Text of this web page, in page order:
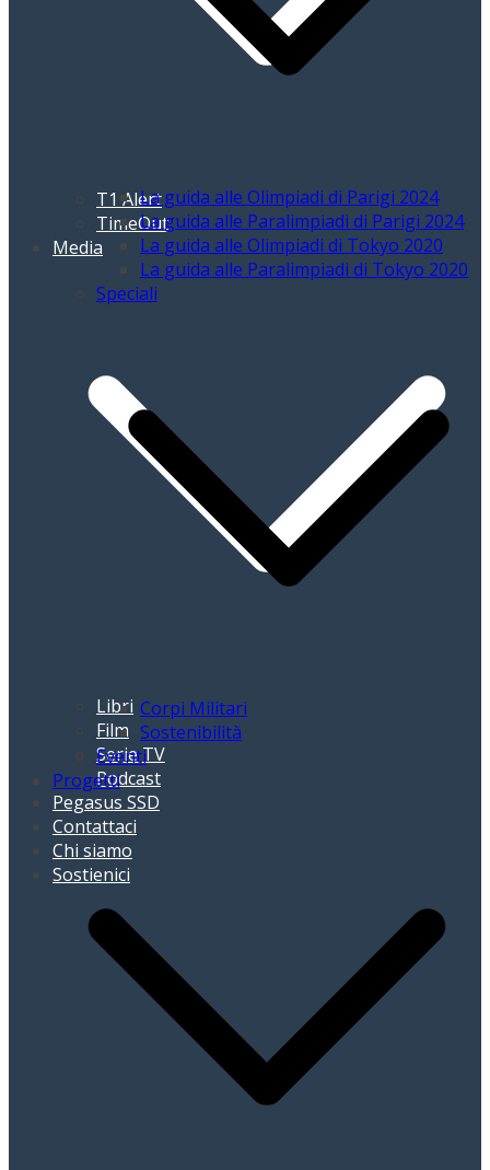
T1 Alert
TimeOut
Media
Libri
Film
Serie TV
Podcast
Pegasus SSD
Contattaci
Chi siamo
Sostienici
La guida alle Olimpiadi di Parigi 2024
La guida alle Paralimpiadi di Parigi 2024
La guida alle Olimpiadi di Tokyo 2020
La guida alle Paralimpiadi di Tokyo 2020
Speciali
Corpi Militari
Sostenibilità
Eventi
Progetti